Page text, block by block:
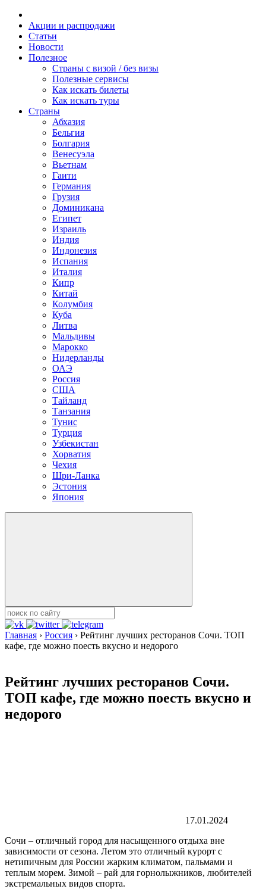
Акции и распродажи
Статьи
Новости
Полезное
Cтраны с визой / без визы
Полезные сервисы
Как искать билеты
Как искать туры
Страны
Абхазия
Бельгия
Болгария
Венесуэла
Вьетнам
Гаити
Германия
Грузия
Доминикана
Египет
Израиль
Индия
Индонезия
Испания
Италия
Кипр
Китай
Колумбия
Куба
Литва
Мальдивы
Марокко
Нидерланды
ОАЭ
Россия
США
Тайланд
Танзания
Тунис
Турция
Узбекистан
Хорватия
Чехия
Шри-Ланка
Эстония
Япония
Главная › Россия › Рейтинг лучших ресторанов Сочи. ТОП
кафе, где можно поесть вкусно и недорого
Рейтинг лучших ресторанов Сочи.
ТОП кафе, где можно поесть вкусно и
недорого
17.01.2024
Сочи – отличный город для насыщенного отдыха вне
зависимости от сезона. Летом это отличный курорт с
нетипичным для России жарким климатом, пальмами и
теплым морем. Зимой – рай для горнолыжников, любителей
экстремальных видов спорта.